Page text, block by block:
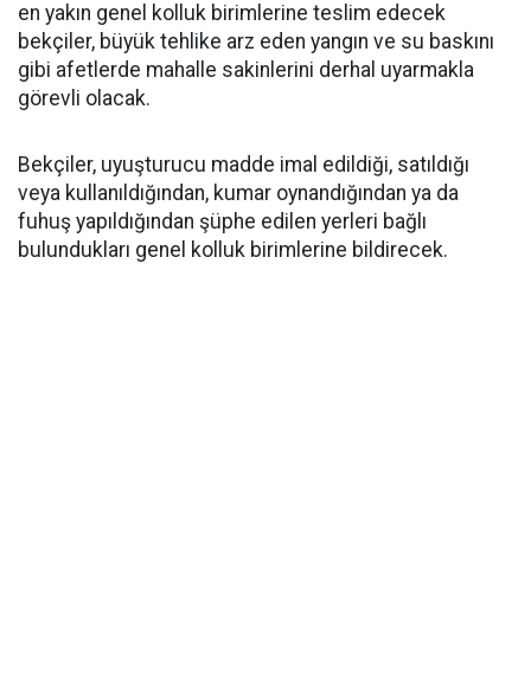
en yakın genel kolluk birimlerine teslim edecek
bekçiler, büyük tehlike arz eden yangın ve su baskını
gibi afetlerde mahalle sakinlerini derhal uyarmakla
görevli olacak.
Bekçiler, uyuşturucu madde imal edildiği, satıldığı
veya kullanıldığından, kumar oynandığından ya da
fuhuş yapıldığından şüphe edilen yerleri bağlı
bulundukları genel kolluk birimlerine bildirecek.